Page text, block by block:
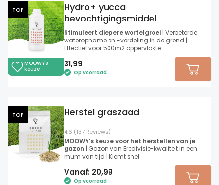
TOP
MOOWY's
keuze
Hydro+ yucca
bevochtigingsmiddel
Stimuleert diepere wortelgroei | Verbeterde
wateropname en -verdeling in de grond |
Effectief voor 500m2 oppervlakte
31,99
Op voorraad
TOP
4.6 (137 Reviews)
Herstel graszaad
MOOWY’s keuze voor het herstellen van je
gazon | Gazon van Eredivisie-kwaliteit in een
mum van tijd | Kiemt snel
Vanaf: 20,99
Op voorraad